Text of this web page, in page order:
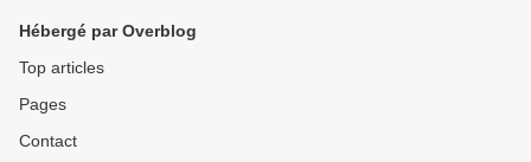
Hébergé par Overblog
Top articles
Pages
Contact